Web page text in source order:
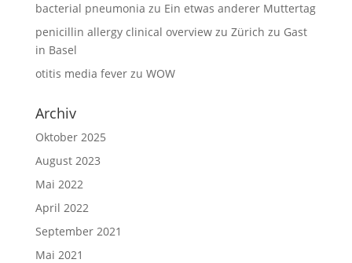
bacterial pneumonia zu Ein etwas anderer Muttertag
penicillin allergy clinical overviewzu Zürich zu Gast
in Basel
otitis media feverzu WOW
Archiv
Oktober 2025
August 2023
Mai 2022
April 2022
September 2021
Mai 2021